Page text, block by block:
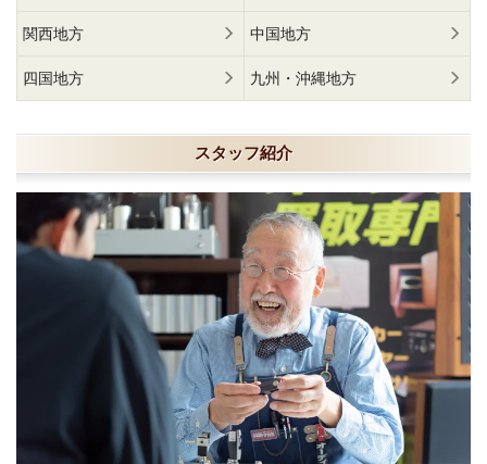
関西地方 中国地方
四国地方 九州・沖縄地方
スタッフ紹介